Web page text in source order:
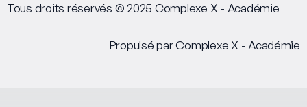
Tous droits réservés © 2025 Complexe X - Académie
Propulsé par Complexe X - Académie